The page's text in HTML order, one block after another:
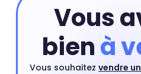
Vous
bienà
Vous souhaitez vendre